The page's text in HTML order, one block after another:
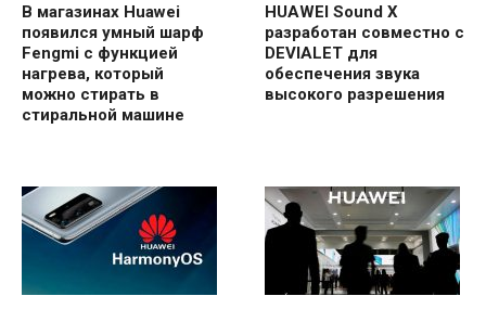
В магазинах Huawei
появился умный шарф
Fengmi с функцией
нагрева, который
можно стирать в
стиральной машине
HUAWEI Sound X
разработан совместно с
DEVIALET для
обеспечения звука
высокого разрешения